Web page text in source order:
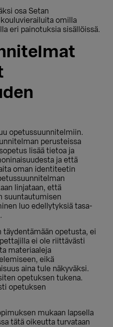
osa Setan
omilla
eri painotuksia sisällöissä.
opetussuunnitelmiin.
perusteissa
lisää tietoa ja
ja että
oman identiteetin
linjataan, että
suuntautumisen
luo edellytyksiä tasa-
täydentämään opetusta, ei
ei ole riittävästi
materiaaleja
eikä
aina tule näkyväksi.
opetuksen tukena.
opetuksen
mukaan lapsella
tätä oikeutta turvataan